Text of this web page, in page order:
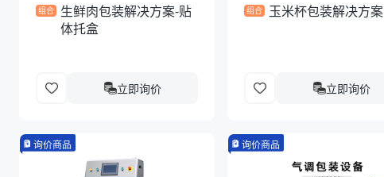
组合 生鲜肉包装解决方案-贴
体托盒
立即询价
组合 玉米杯包装解决方案
立即询价
询价商品 询价商品